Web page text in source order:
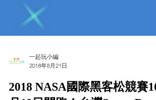
一起玩小編